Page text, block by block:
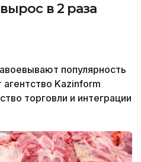
в 2 раза
популярность
Kazinform
торговли и интеграции